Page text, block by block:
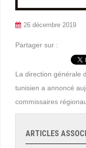
26 décembre 2019
Partager sur :
La direction générale
tunisien a annoncé
commissaires
ARTICLES